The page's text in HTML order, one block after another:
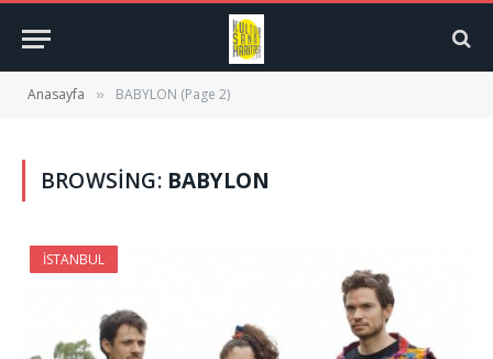
Anasayfa » BABYLON (Page 2)
BROWSING: BABYLON
İSTANBUL